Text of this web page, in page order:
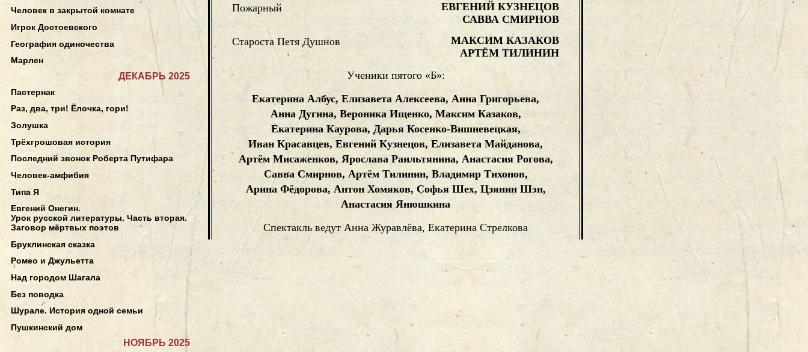
Пожарный
ЕВГЕНИЙ КУЗНЕЦОВ
САВВА СМИРНОВ
Староста Петя Душнов
МАКСИМ КАЗАКОВ
АРТЁМ ТИЛИНИН
Ученики пятого «Б»:
Екатерина Албус, Елизавета Алексеева, Анна Григорьева,
Анна Дугина, Вероника Ищенко, Максим Казаков,
Екатерина Каурова, Дарья Косенко-Вишневецкая,
Иван Красавцев, Евгений Кузнецов, Елизавета Майданова,
Артём Мисаженков, Ярослава Раильтянина, Анастасия Рогова,
Савва Смирнов, Артём Тилинин, Владимир Тихонов,
Арина Фёдорова, Антон Хомяков, Софья Шех, Цзянин Шэн,
Анастасия Янюшкина
Спектакль ведут Анна Журавлёва, Екатерина Стрелкова
Человек в закрытой комнате
Игрок Достоевского
География одиночества
Марлен
ДЕКАБРЬ 2025
Пастернак
Раз, два, три! Ёлочка, гори!
Золушка
Трёхгрошовая история
Последний звонок Роберта Путифара
Человек-амфибия
Типа Я
Евгений Онегин.
Урок русской литературы. Часть вторая.
Заговор мёртвых поэтов
Бруклинская сказка
Ромео и Джульетта
Над городом Шагала
Без поводка
Шурале. История одной семьи
Пушкинский дом
НОЯБРЬ 2025